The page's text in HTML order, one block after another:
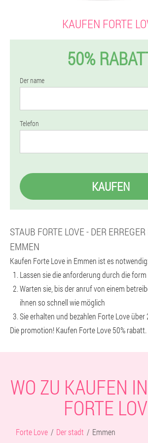
KAUFEN FORTE
50%
Der name
Telefon
KAUFEN
STAUB FORTE LOVE - DER
EMMEN
Kaufen Forte Love in Emmen ist es notwendig:
Lassen sie die anforderung durch die
Warten sie, bis der anruf von einem
ihnen so schnell wie möglich
Sie erhalten und bezahlen Forte Love über
Die promotion! Kaufen Forte Love 50% rabatt.
WO ZU KAUFEN
FORTE
Forte Love Der stadt Emmen